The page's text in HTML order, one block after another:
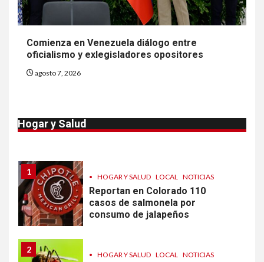
Comienza en Venezuela diálogo entre
oficialismo y exlegisladores opositores
agosto 7, 2026
Hogar y Salud
ESTADOS UNIDOS
HOGAR Y SALUD
NOTICIAS
Más casos de sarampión en
EEUU este año que en 2025
por parásito que causa
1
• HOGAR Y SALUD LOCAL NOTICIAS
Reportan en Colorado 110
casos de salmonela por
consumo de jalapeños
2
• HOGAR Y SALUD LOCAL NOTICIAS